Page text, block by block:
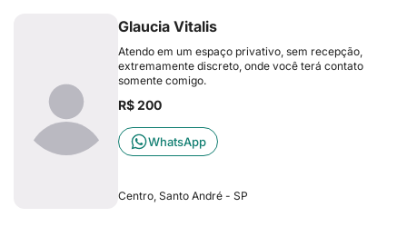
Glaucia Vitalis
Atendo em um espaço privativo, sem recepção,
extremamente discreto, onde você terá contato
somente comigo.
R$ 200
WhatsApp
Centro, Santo André - SP